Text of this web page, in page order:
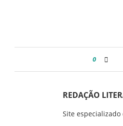
0
REDAÇÃO
Site